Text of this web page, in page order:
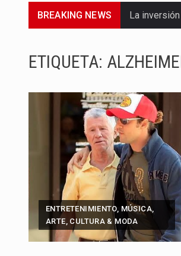
BREAKING NEWS La
Barranquilla
A pocas
La Alcaldía
Si eres un
Saber
Jhon Arias
La
ETIQUETA:
ENTRETENIMIENTO, MÚSICA,
ARTE, CULTURA & MODA